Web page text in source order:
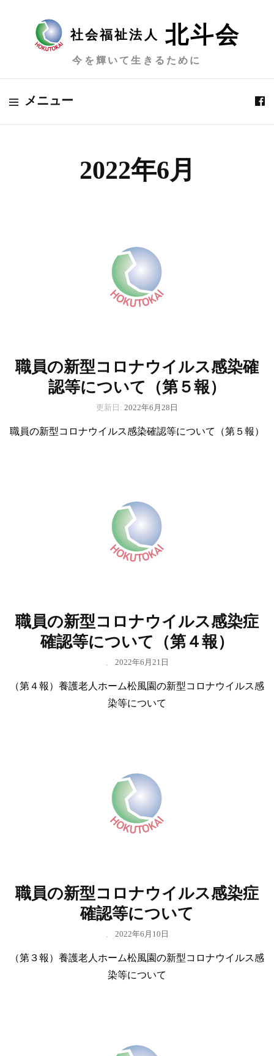
社会福祉法人 北斗会
今を輝いて生きるために
メニュー
2022年6月
職員の新型コロナウイルス感染確
認等について（第５報）
更新日: 2022年6月28日
職員の新型コロナウイルス感染確認等について（第５報）
職員の新型コロナウイルス感染症
確認等について（第４報）
2022年6月21日
（第４報）養護老人ホーム松風園の新型コロナウイルス感
染等について
職員の新型コロナウイルス感染症
確認等について
2022年6月10日
（第３報）養護老人ホーム松風園の新型コロナウイルス感
染等について